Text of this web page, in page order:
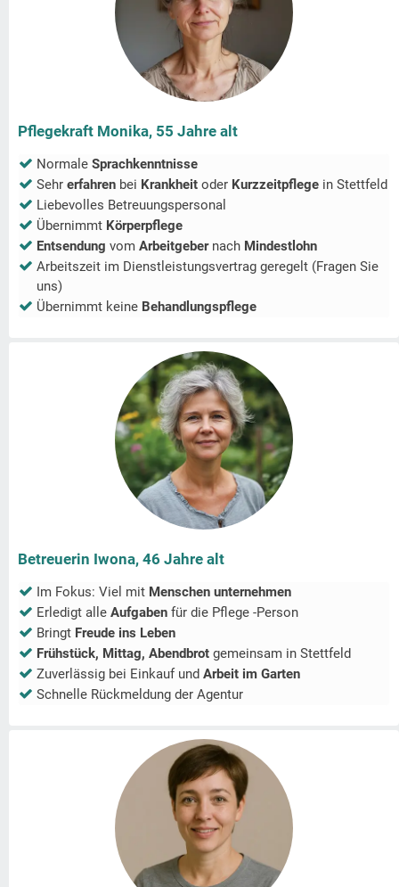
Pflegekraft Monika, 55 Jahre alt
Normale Sprachkenntnisse
Sehr erfahren bei Krankheit oder Kurzzeitpflege in Stettfeld
Liebevolles Betreuungspersonal
Übernimmt Körperpflege
Entsendung vom Arbeitgeber nach Mindestlohn
Arbeitszeit im Dienstleistungsvertrag geregelt (Fragen Sie
uns)
Übernimmt keine Behandlungspflege
Betreuerin Iwona, 46 Jahre alt
Im Fokus: Viel mit Menschen unternehmen
Erledigt alle Aufgaben für die Pflege -Person
Bringt Freude ins Leben
Frühstück, Mittag, Abendbrot gemeinsam in Stettfeld
Zuverlässig bei Einkauf und Arbeit im Garten
Schnelle Rückmeldung der Agentur